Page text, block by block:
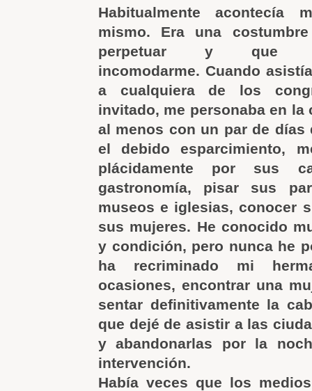
Habitualmente
mismo. Era una
perpetuar y que
incomodarme. Cuando
a cualquiera de los
invitado, me personaba en la
al menos con un par de días
el debido esparcimiento,
plácidamente por sus
gastronomía, pisar sus
museos e iglesias, conocer
sus mujeres. He conocido
y condición, pero nunca he
ha recriminado mi
ocasiones, encontrar una
sentar definitivamente la
que dejé de asistir a las
y abandonarlas por la
intervención.
Había veces que los